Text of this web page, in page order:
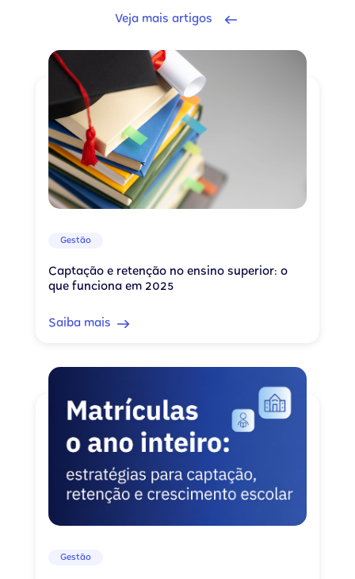
Veja mais artigos
Gestão
Captação e retenção no ensino superior: o
que funciona em 2025
Saiba mais
Gestão